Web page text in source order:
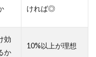
ければ◎
効
か
10%以上が理想